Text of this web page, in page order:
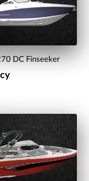
DC Finseeker